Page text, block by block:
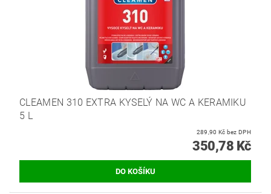
CLEAMEN 310 EXTRA KYSELÝ NA WC A KERAMIKU
5 L
289,90 Kč bez DPH
350,78 Kč